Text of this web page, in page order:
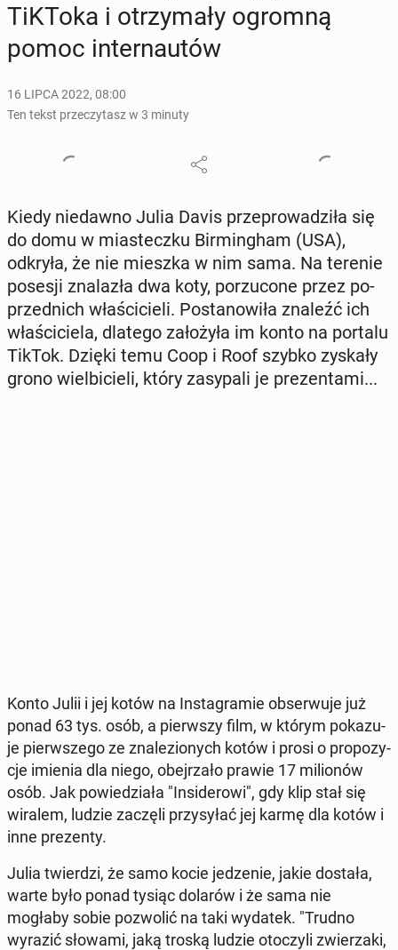
TiKToka i otrzy­ma­ły ogromną
pomoc in­ter­nau­tów
16 LIPCA 2022, 08:00
Ten tekst przeczytasz w 3 minuty
Kiedy nie­daw­no Julia Davis prze­pro­wa­dzi­ła się
do domu w mia­stecz­ku Bir­ming­ham (USA),
odkryła, że nie mieszka w nim sama. Na terenie
posesji zna­la­zła dwa koty, po­rzu­co­ne przez po­
przed­nich wła­ści­cie­li. Po­sta­no­wi­ła znaleźć ich
wła­ści­cie­la, dlatego za­ło­ży­ła im konto na portalu
TikTok. Dzięki temu Coop i Roof szybko zyskały
grono wiel­bi­cie­li, który za­sy­pa­li je pre­zen­ta­mi...
Konto Julii i jej kotów na In­sta­gra­mie ob­ser­wu­je już
ponad 63 tys. osób, a pierw­szy film, w którym po­ka­zu­
je pierw­sze­go ze zna­le­zio­nych kotów i prosi o pro­po­zy­
cje imienia dla niego, obej­rza­ło prawie 17 mi­lio­nów
osób. Jak po­wie­dzia­ła "In­si­de­ro­wi", gdy klip stał się
wiralem, ludzie zaczęli przy­sy­łać jej karmę dla kotów i
inne pre­zen­ty.
Julia twier­dzi, że samo kocie je­dze­nie, jakie dostała,
warte było ponad tysiąc dolarów i że sama nie
mogłaby sobie po­zwo­lić na taki wydatek. "Trudno
wyrazić słowami, jaką troską ludzie oto­czy­li zwie­rza­ki,